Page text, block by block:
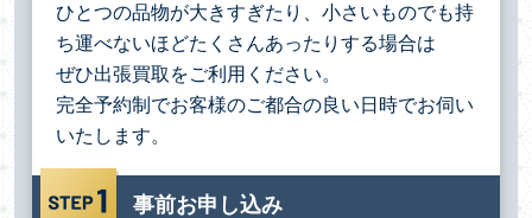
ひとつの品物が大きすぎたり、小さいものでも持
ち運べないほどたくさんあったりする場合は
ぜひ出張買取をご利用ください。
完全予約制でお客様のご都合の良い日時でお伺い
いたします。
事前お申し込み